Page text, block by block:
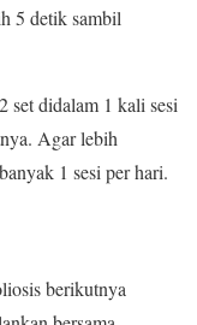
5 detik sambil
set didalam 1 kali sesi
Agar lebih
1 sesi per hari.
berikutnya